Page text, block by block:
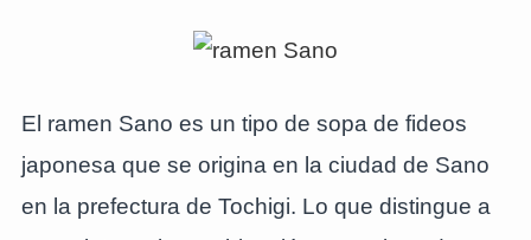
El ramen Sano es un tipo de sopa de fideos
japonesa que se origina en la ciudad de Sano
en la prefectura de Tochigi. Lo que distingue a